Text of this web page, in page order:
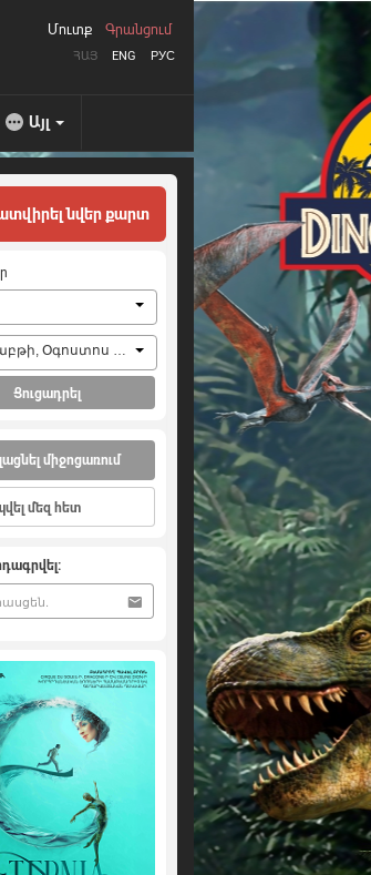
ՀԱՅ ENG РУС
Մուտք Գրանցում
Այլ
նվեր քարտ
Հինգշաբթի, Օգոստոս 6, 2026
Ցուցադրել
միջոցառում
մեզ հետ